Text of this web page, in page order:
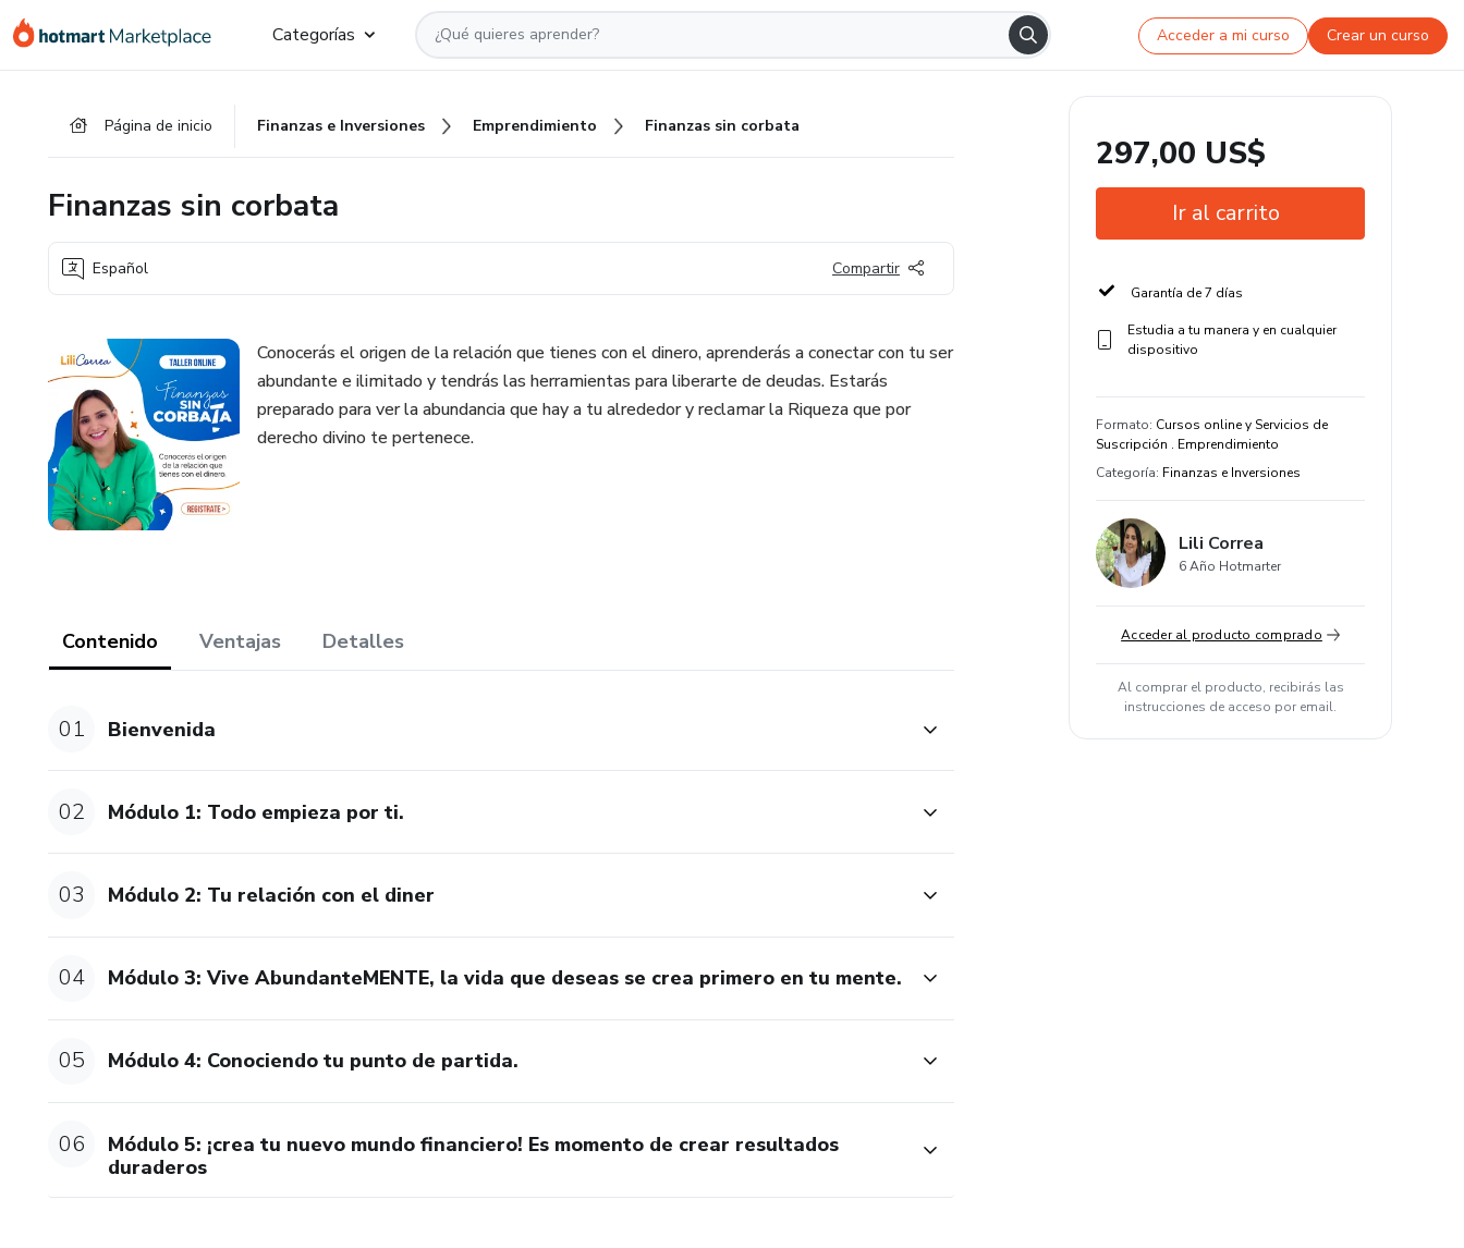
Categorías Acceder a mi curso Crear un curso
Página de inicio Finanzas e Inversiones Emprendimiento Finanzas sin corbata
Finanzas sin corbata
Español Compartir
Conocerás el origen de la relación que tienes con el dinero, aprenderás a conectar con tu ser
abundante e ilimitado y tendrás las herramientas para liberarte de deudas. Estarás
preparado para ver la abundancia que hay a tu alrededor y reclamar la Riqueza que por
derecho divino te pertenece.
Contenido Ventajas Detalles
01 Bienvenida
02 Módulo 1: Todo empieza por ti.
03 Módulo 2: Tu relación con el diner
04 Módulo 3: Vive AbundanteMENTE, la vida que deseas se crea primero en tu mente.
05 Módulo 4: Conociendo tu punto de partida.
06
Módulo 5: ¡crea tu nuevo mundo financiero! Es momento de crear resultados
duraderos
297,00 US$
Ir al carrito
Garantía de 7 días
Estudia a tu manera y en cualquier
dispositivo
Formato: Cursos online y Servicios de
Suscripción . Emprendimiento
Categoría: Finanzas e Inversiones
Lili Correa
6 Año Hotmarter
Acceder al producto comprado
Al comprar el producto, recibirás las
instrucciones de acceso por email.